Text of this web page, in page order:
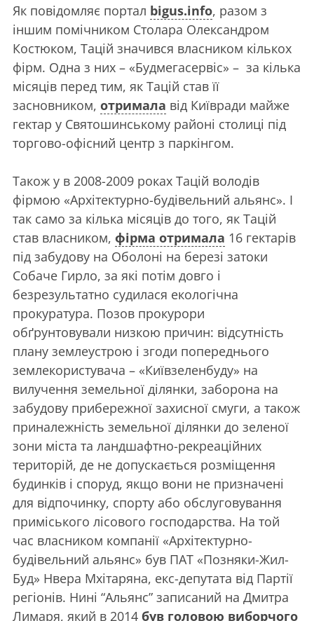
Як повідомляє портал bigus.info, разом з
іншим помічником Столара Олександром
Костюком, Тацій значився власником кількох
фірм. Одна з них – «Будмегасервіс» – за кілька
місяців перед тим, як Тацій став її
засновником, отримала від Київради майже
гектар у Святошинському районі столиці під
торгово-офісний центр з паркінгом.
Також у в 2008-2009 роках Тацій володів
фірмою «Архітектурно-будівельний альянс». І
так само за кілька місяців до того, як Тацій
став власником, фірма отримала 16 гектарів
під забудову на Оболоні на березі затоки
Собаче Гирло, за які потім довго і
безрезультатно судилася екологічна
прокуратура. Позов прокурори
обґрунтовували низкою причин: відсутність
плану землеустрою і згоди попереднього
землекористувача – «Київзеленбуду» на
вилучення земельної ділянки, заборона на
забудову прибережної захисної смуги, а також
приналежність земельної ділянки до зеленої
зони міста та ландшафтно-рекреаційних
територій, де не допускається розміщення
будинків і споруд, якщо вони не призначені
для відпочинку, спорту або обслуговування
приміського лісового господарства. На той
час власником компанії «Архітектурно-
будівельний альянс» був ПАТ «Позняки-Жил-
Буд» Нвера Мхітаряна, екс-депутата від Партії
регіонів. Нині “Альянс” записаний на Дмитра
Лимаря, який в 2014 був головою виборчого